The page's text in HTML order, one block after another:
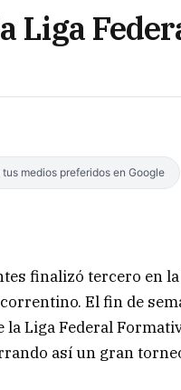
Liga
medios preferidos en Google
finalizó tercero en
El fin de
Liga Federal
así un gran